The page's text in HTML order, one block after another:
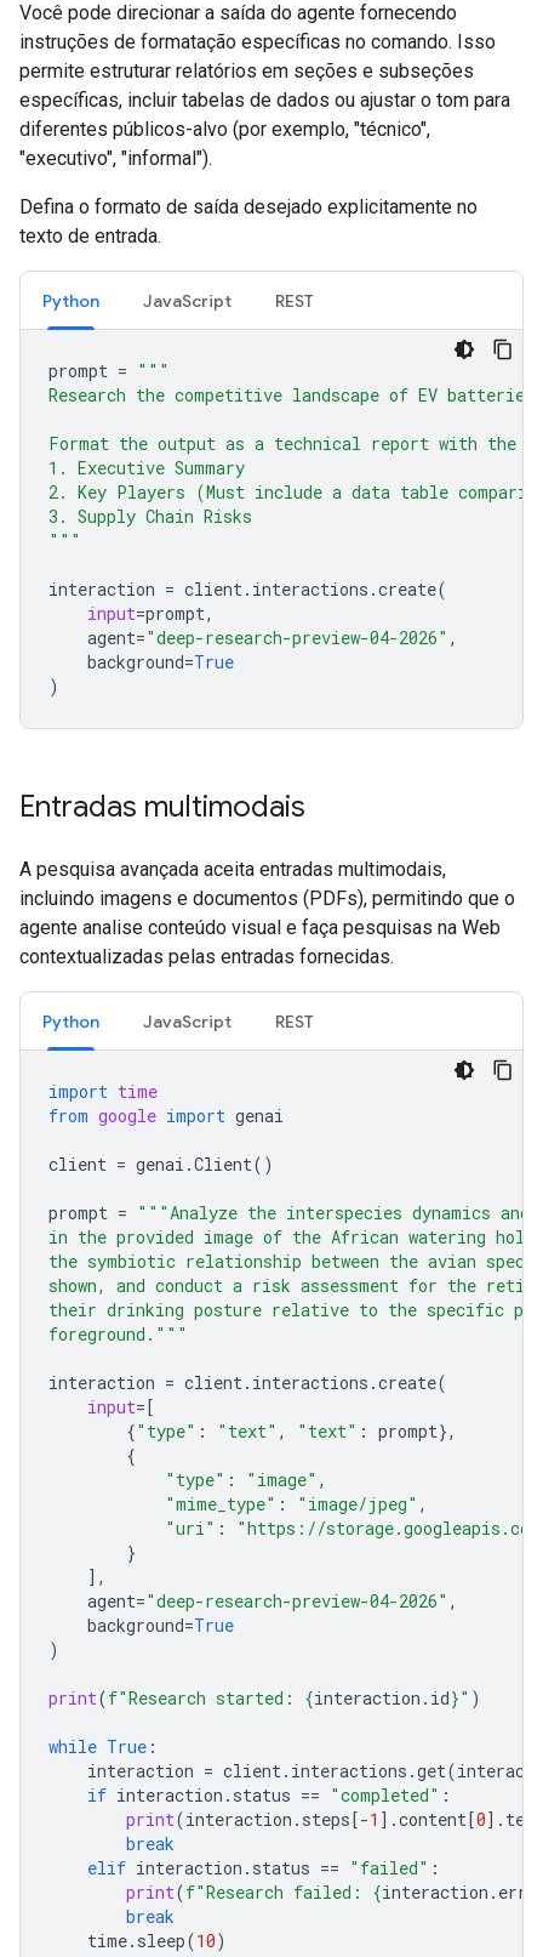
Você pode direcionar a saída do agente fornecendo
instruções de formatação específicas no comando. Isso
permite estruturar relatórios em seções e subseções
específicas, incluir tabelas de dados ou ajustar o tom para
diferentes públicos-alvo (por exemplo, "técnico",
"executivo", "informal").
Defina o formato de saída desejado explicitamente no
texto de entrada.
Python JavaScript REST
prompt = """
Research the competitive landscape of EV batteries.
Format the output as a technical report with the
1. Executive Summary
2. Key Players (Must include a data table
3. Supply Chain Risks
"""
interaction = client. interactions .create(
input=prompt,
agent="deep-research-preview-04-2026" ,
background=True
)
Entradas multimodais
A pesquisa avançada aceita entradas multimodais,
incluindo imagens e documentos (PDFs), permitindo que o
agente analise conteúdo visual e faça pesquisas na Web
contextualizadas pelas entradas fornecidas.
Python JavaScript REST
import time
from google import genai
client = genai .Client()
prompt = """Analyze the interspecies dynamics
in the provided image of the African watering
the symbiotic relationship between the avian
shown, and conduct a risk assessment for the
their drinking posture relative to the specific
foreground."""
interaction = client. interactions .create(
input=[
{"type" : "text" , "text" : prompt},
{
"type" : "image" ,
"mime_type" : "image/jpeg" ,
"uri" :
"https://
}
],
agent="deep-research-preview-04-2026" ,
background=True
)
print(f"Research started: {interaction . id}" )
while True :
interaction = client. interactions .get(
if interaction . status == "completed" :
print(interaction . steps[-1 ] .content[0] . text
break
elif interaction . status == "failed" :
print(f"Research failed: {interaction .
break
time. sleep(10)